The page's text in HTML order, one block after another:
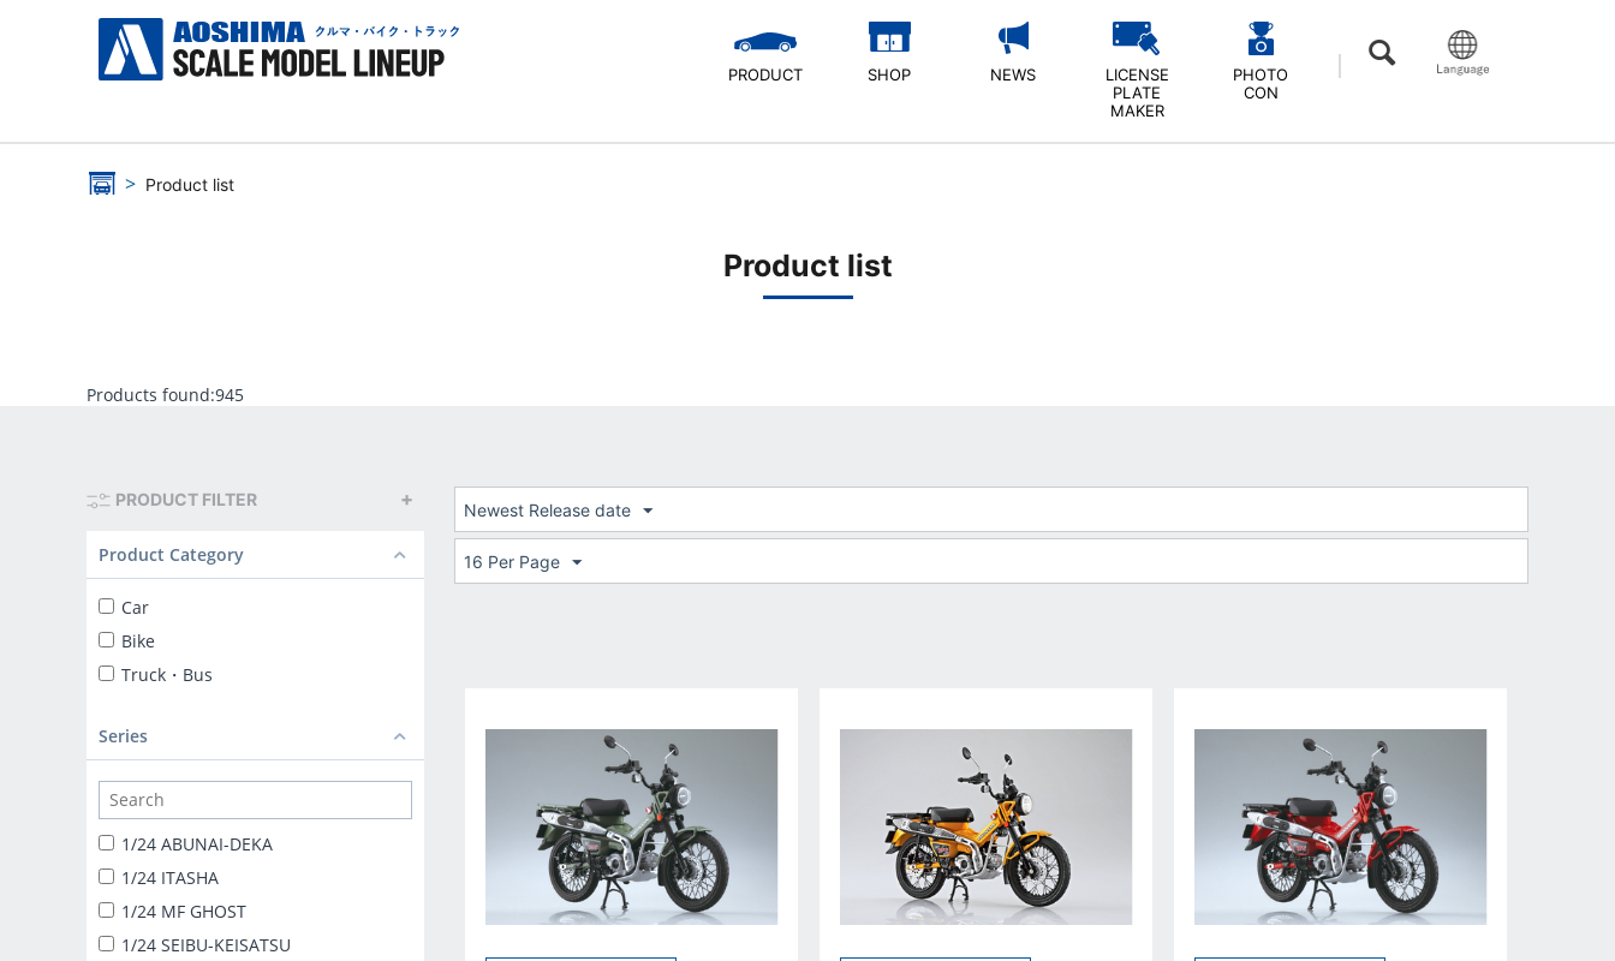
PRODUCT SHOP NEWS
LICENSE
PLATE
MAKER
PHOTO
CON
Product list
Product list
Products found:945
PRODUCT FILTER
Product Category
Car
Bike
Truck・Bus
Series
1/24 ABUNAI-DEKA
1/24 ITASHA
1/24 MF GHOST
1/24 SEIBU-KEISATSU
Newest Release date
16 Per Page